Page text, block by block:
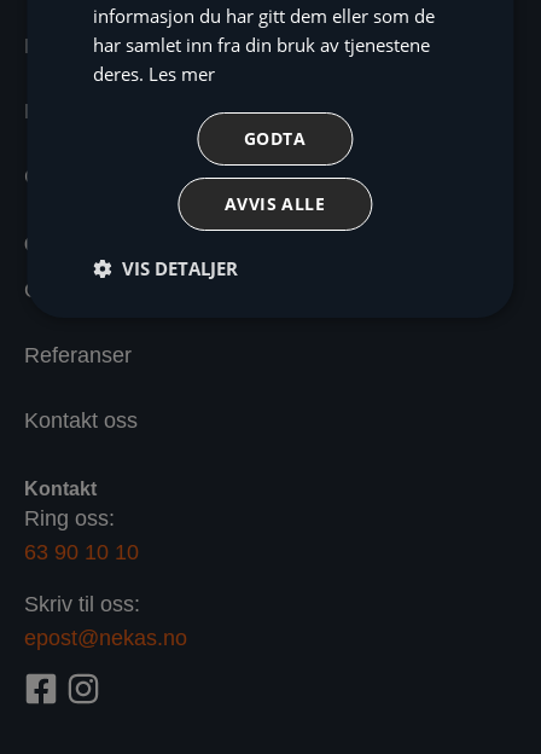
Reparasjon varmepumpe
Forsikring av varmepumpe
Gulvvarme, viftekonvektorer og radiatorer
Om oss
Om Nekas
Referanser
Kontakt oss
Kontakt
Ring oss:
63 90 10 10
Skriv til oss:
epost@nekas.no
F
I
informasjon du har gitt dem eller som de
har samlet inn fra din bruk av tjenestene
deres. Les mer
GODTA
AVVIS ALLE
VIS DETALJER